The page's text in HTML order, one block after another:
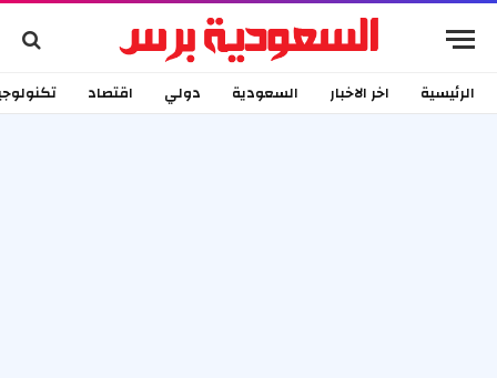
الرئيسية اخر الاخبار السعودية دولي اقتصاد